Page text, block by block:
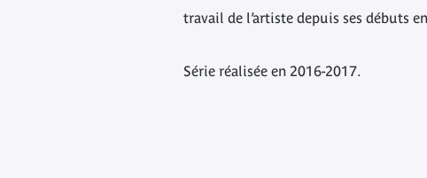
travail de l’artiste depuis ses débuts
Série réalisée en 2016-2017.